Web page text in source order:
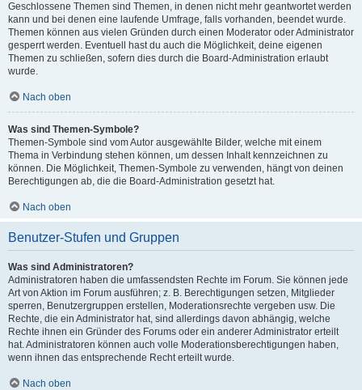
Geschlossene Themen sind Themen, in denen nicht mehr geantwortet werden
kann und bei denen eine laufende Umfrage, falls vorhanden, beendet wurde.
Themen können aus vielen Gründen durch einen Moderator oder Administrator
gesperrt werden. Eventuell hast du auch die Möglichkeit, deine eigenen
Themen zu schließen, sofern dies durch die Board-Administration erlaubt
wurde.
Nach oben
Was sind Themen-Symbole?
Themen-Symbole sind vom Autor ausgewählte Bilder, welche mit einem
Thema in Verbindung stehen können, um dessen Inhalt kennzeichnen zu
können. Die Möglichkeit, Themen-Symbole zu verwenden, hängt von deinen
Berechtigungen ab, die die Board-Administration gesetzt hat.
Nach oben
Benutzer-Stufen und Gruppen
Was sind Administratoren?
Administratoren haben die umfassendsten Rechte im Forum. Sie können jede
Art von Aktion im Forum ausführen; z. B. Berechtigungen setzen, Mitglieder
sperren, Benutzergruppen erstellen, Moderationsrechte vergeben usw. Die
Rechte, die ein Administrator hat, sind allerdings davon abhängig, welche
Rechte ihnen ein Gründer des Forums oder ein anderer Administrator erteilt
hat. Administratoren können auch volle Moderationsberechtigungen haben,
wenn ihnen das entsprechende Recht erteilt wurde.
Nach oben